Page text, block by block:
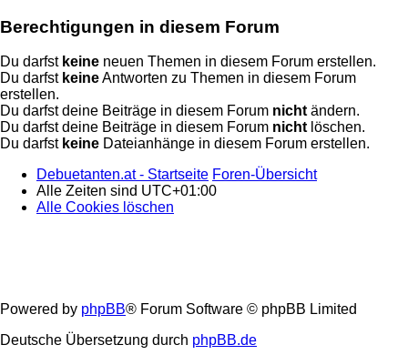
Berechtigungen in diesem Forum
Du darfst keine neuen Themen in diesem Forum erstellen.
Du darfst keineAntworten zu Themen in diesem Forum
erstellen.
Du darfst deine Beiträge in diesem Forum nicht ändern.
Du darfst deine Beiträge in diesem Forum nicht löschen.
Du darfst keine Dateianhänge in diesem Forum erstellen.
Debuetanten.at - Startseite Foren-Übersicht
Alle Zeiten sind UTC+01:00
Alle Cookies löschen
Powered by phpBB® Forum Software © phpBB Limited
Deutsche Übersetzung durch phpBB.de